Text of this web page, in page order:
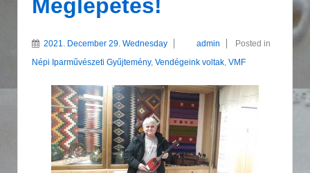
Meglepetés!
2021. December 29. Wednesday admin
Posted in
Népi Iparművészeti Gyűjtemény, Vendégeink voltak VMF